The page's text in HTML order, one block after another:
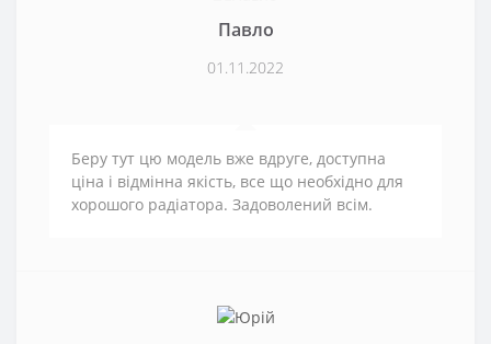
Павло
01.11.2022
Беру тут цю модель вже вдруге, доступна
ціна і відмінна якість, все що необхідно для
хорошого радіатора. Задоволений всім.